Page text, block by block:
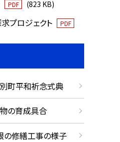
PDF (823 KB)
プロジェクト PDF
町平和祈念式典
の育成具合
の修繕工事の様子